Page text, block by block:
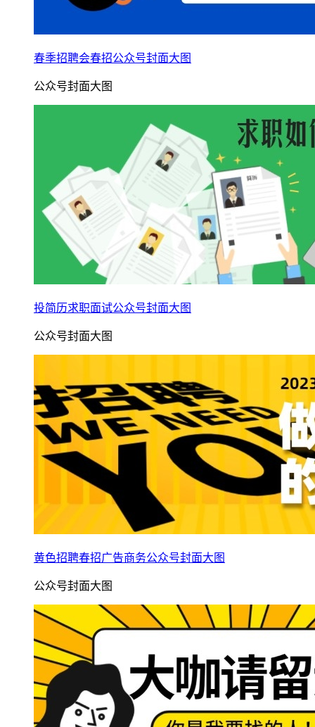
春季招聘会春招公众号封面大图
公众号封面大图
投简历求职面试公众号封面大图
公众号封面大图
黄色招聘春招广告商务公众号封面大图
公众号封面大图